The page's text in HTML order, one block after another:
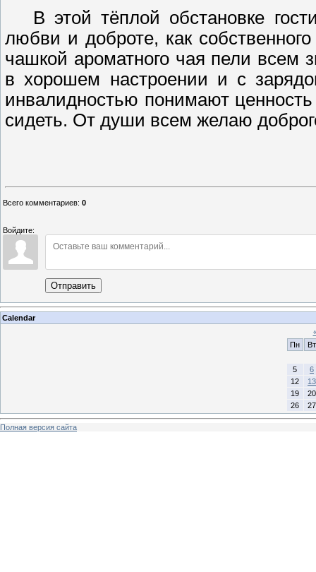
В этой тёплой обстановке
любви и доброте, как
чашкой ароматного чая пели всем
в хорошем настроении и с
инвалидностью понимают
сидеть. От души всем желаю
Всего комментариев: 0
Войдите:
Отправить
Calendar
Пн
Вт
5
6
12
13
19
20
26
27
Полная версия сайта